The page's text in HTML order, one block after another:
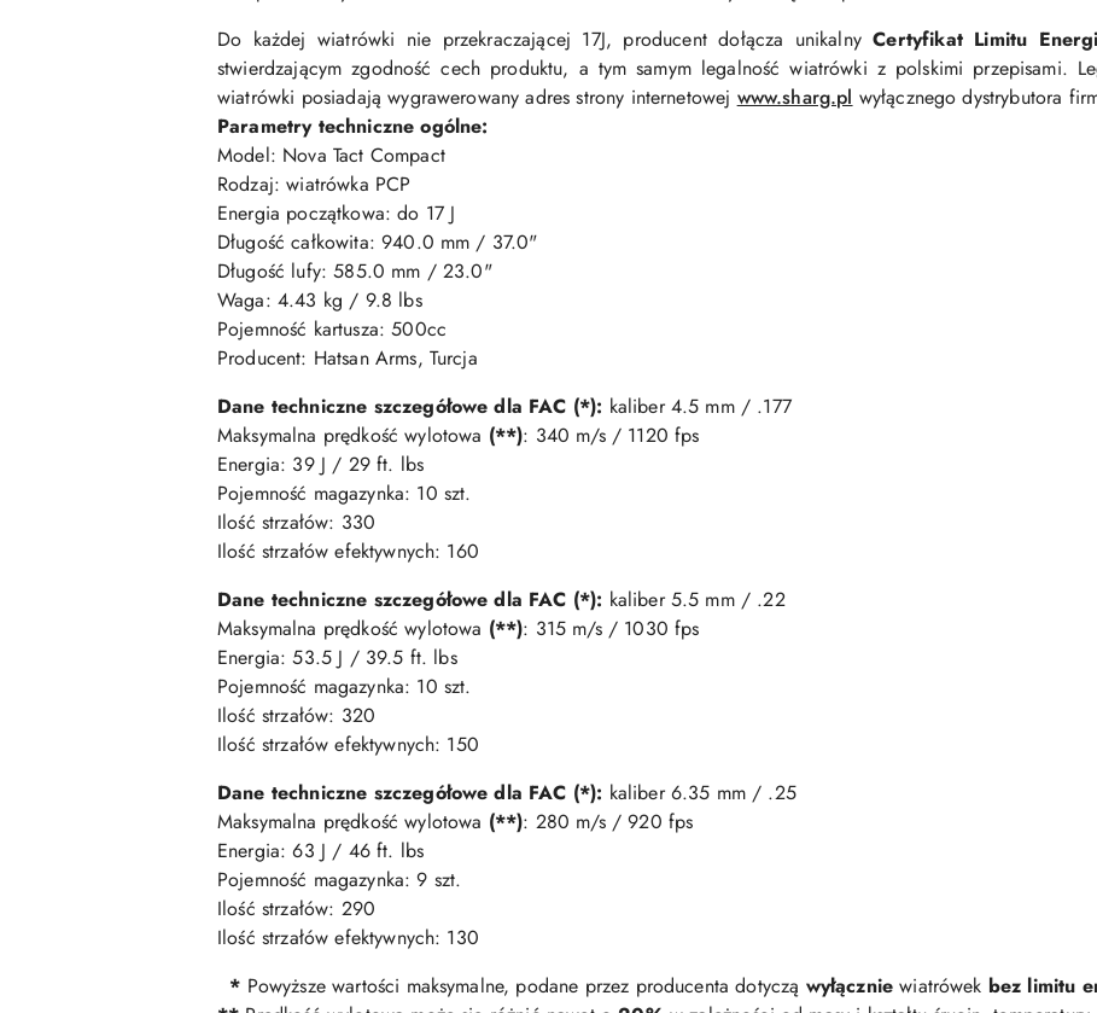
Do każdej wiatrówki nie przekraczającej 17J, producent dołącza unikalnyCertyfikat Limitu
stwierdzającym zgodność cech produktu, a tym samym legalność wiatrówki z polskimi przepisami.
wiatrówki posiadają wygrawerowany adres strony internetowej www.sharg.pl wyłącznego dystrybutora
Parametry techniczne ogólne:
Model: Nova Tact Compact
Rodzaj: wiatrówka PCP
Energia początkowa: do 17 J
Długość całkowita: 940.0 mm / 37.0"
Długość lufy: 585.0 mm / 23.0"
Waga: 4.43 kg / 9.8 lbs
Pojemność kartusza: 500cc
Producent: Hatsan Arms, Turcja
Dane techniczne szczegółowe dla FAC (*): kaliber 4.5 mm / .177
Maksymalna prędkość wylotowa (**): 340 m/s / 1120 fps
Energia: 39 J / 29 ft. lbs
Pojemność magazynka: 10 szt.
Ilość strzałów: 330
Ilość strzałów efektywnych: 160
Dane techniczne szczegółowe dla FAC (*): kaliber 5.5 mm / .22
Maksymalna prędkość wylotowa (**): 315 m/s / 1030 fps
Energia: 53.5 J / 39.5 ft. lbs
Pojemność magazynka: 10 szt.
Ilość strzałów: 320
Ilość strzałów efektywnych: 150
Dane techniczne szczegółowe dla FAC (*): kaliber 6.35 mm / .25
Maksymalna prędkość wylotowa (**): 280 m/s / 920 fps
Energia: 63 J / 46 ft. lbs
Pojemność magazynka: 9 szt.
Ilość strzałów: 290
Ilość strzałów efektywnych: 130
* Powyższe wartości maksymalne, podane przez producenta dotyczą wyłączniewiatrówek bez limitu